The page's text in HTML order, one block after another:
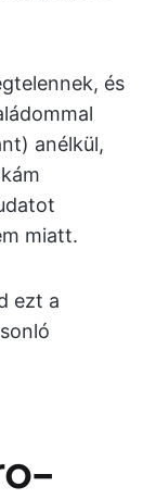
és
anélkül,
miatt.
ezt a